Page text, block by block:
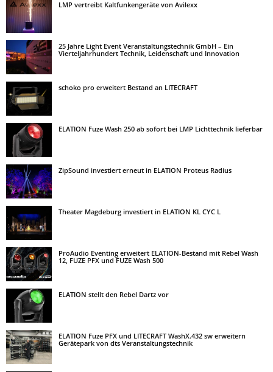
LMP vertreibt Kaltfunkengeräte von Avilexx
25 Jahre Light Event Veranstaltungstechnik GmbH – Ein
Vierteljahrhundert Technik, Leidenschaft und Innovation
schoko pro erweitert Bestand an LITECRAFT
ELATION Fuze Wash 250 ab sofort bei LMP Lichttechnik lieferbar
ZipSound investiert erneut in ELATION Proteus Radius
Theater Magdeburg investiert in ELATION KL CYC L
ProAudio Eventing erweitert ELATION-Bestand mit Rebel Wash
12, FUZE PFX und FUZE Wash 500
ELATION stellt den Rebel Dartz vor
ELATION Fuze PFX und LITECRAFT WashX.432 sw erweitern
Gerätepark von dts Veranstaltungstechnik